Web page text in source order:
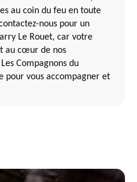
au coin du feu en toute
nous pour un
Le Rouet, car votre
au cœur de nos
Compagnons du
pour vous accompagner et